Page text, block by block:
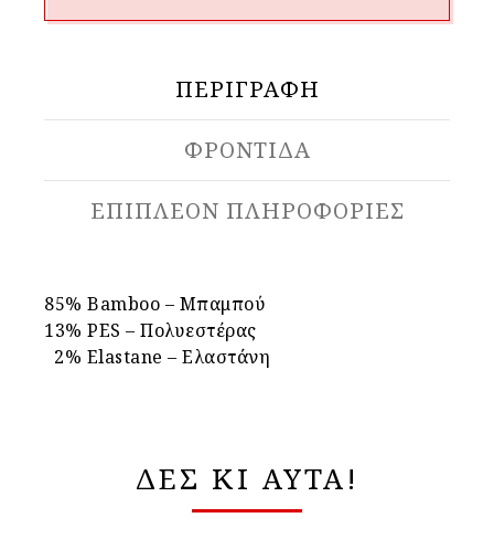
ΠΕΡΙΓΡΑΦΉ
ΦΡΟΝΤΙΔΑ
ΕΠΙΠΛΈΟΝ ΠΛΗΡΟΦΟΡΊΕΣ
85% Bamboo – Μπαμπού
13% PES – Πολυεστέρας
2% Elastane – Ελαστάνη
ΔΕΣ ΚΙ ΑΥΤΑ!